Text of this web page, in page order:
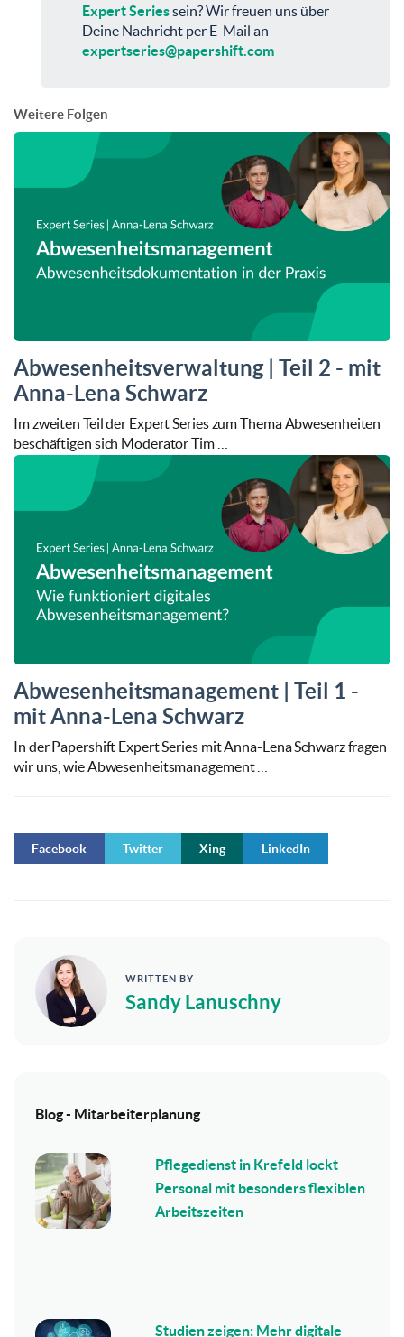
Expert Seriessein? Wir freuen uns über
Deine Nachricht per E-Mail an
expertseries@papershift.com
Weitere Folgen
Abwesenheitsverwaltung | Teil 2 - mit
Anna-Lena Schwarz
Im zweiten Teil der Expert Series zum Thema Abwesenheiten
beschäftigen sich Moderator Tim …
Abwesenheitsmanagement | Teil 1 -
mit Anna-Lena Schwarz
In der Papershift Expert Series mit Anna-Lena Schwarz fragen
wir uns, wie Abwesenheitsmanagement …
Facebook Twitter Xing LinkedIn
WRITTEN BY
Sandy Lanuschny
Blog - Mitarbeiterplanung
Pflegedienst in Krefeld lockt
Personal mit besonders flexiblen
Arbeitszeiten
Studien zeigen: Mehr digitale